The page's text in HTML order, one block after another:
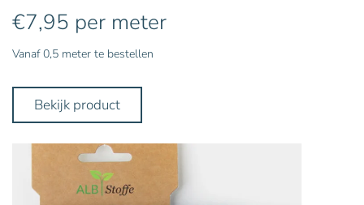
€7,95 per meter
Vanaf 0,5 meter te bestellen
Bekijk product